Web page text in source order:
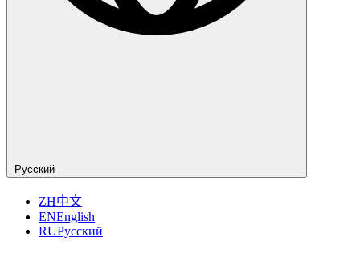
Русский
ZH中文
ENEnglish
RUРусский